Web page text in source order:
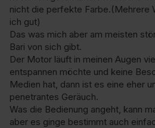
nicht die perfekte Farbe.(Mehrere
ich gut)
Das was mich aber am meisten
Bari von sich gibt.
Der Motor läuft in meinen Augen
entspannen möchte und keine
Medien hat, dann ist es eine eher
penetrantes Geräuch.
Was die Bedienung angeht, kann
aber es ginge bestimmt auch